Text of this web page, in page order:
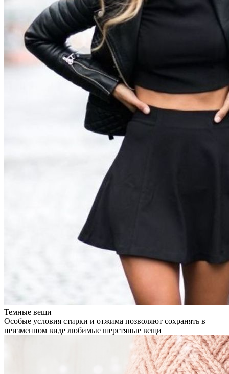
Темные вещи
Особые условия стирки и отжима позволяют сохранять в
неизменном виде любимые шерстяные вещи